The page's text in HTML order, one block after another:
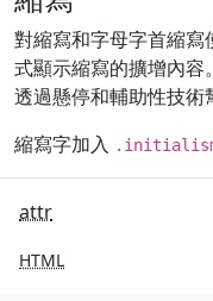
對縮寫和字母字首縮寫
式顯示縮寫的擴增內容
透過懸停和輔助性技術
縮寫字加入
attr
HTML